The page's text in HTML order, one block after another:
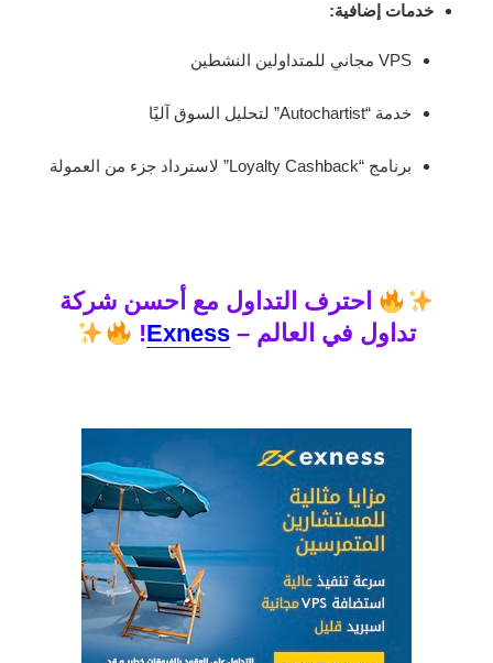
خدمات إضافية:
VPS مجاني للمتداولين النشطين
خدمة “Autochartist” لتحليل السوق آليًا
برنامج “Loyalty Cashback” لاسترداد جزء من العمولة
احترف التداول مع أحسن شركة
تداول في العالم – Exness
!